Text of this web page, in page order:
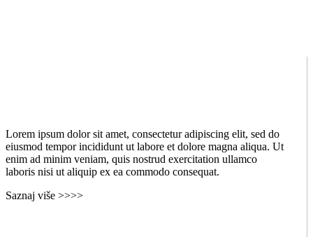
Lorem ipsum dolor sit amet, consectetur adipiscing elit, sed do
eiusmod tempor incididunt ut labore et dolore magna aliqua. Ut
enim ad minim veniam, quis nostrud exercitation ullamco
laboris nisi ut aliquip ex ea commodo consequat.
Saznaj više >>>>